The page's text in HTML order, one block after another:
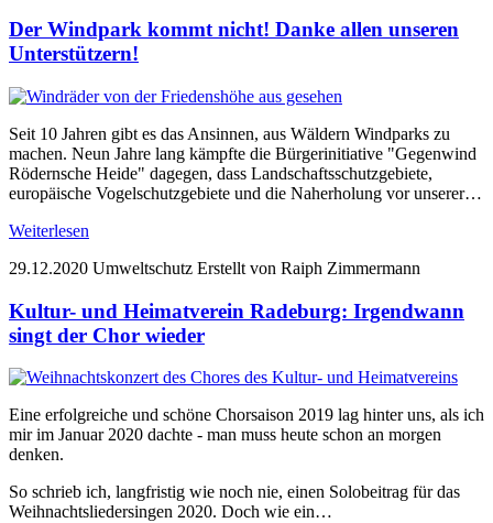
Der Windpark kommt nicht! Danke allen unseren
Unterstützern!
Seit 10 Jahren gibt es das Ansinnen, aus Wäldern Windparks zu
machen. Neun Jahre lang kämpfte die Bürgerinitiative "Gegenwind
Rödernsche Heide" dagegen, dass Landschaftsschutzgebiete,
europäische Vogelschutzgebiete und die Naherholung vor unserer…
Weiterlesen
29.12.2020 Umweltschutz Erstellt von Raiph Zimmermann
Kultur- und Heimatverein Radeburg: Irgendwann
singt der Chor wieder
Eine erfolgreiche und schöne Chorsaison 2019 lag hinter uns, als ich
mir im Januar 2020 dachte - man muss heute schon an morgen
denken.
So schrieb ich, langfristig wie noch nie, einen Solobeitrag für das
Weihnachtsliedersingen 2020. Doch wie ein…